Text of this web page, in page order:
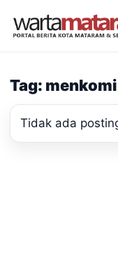
Tag:
Tidak ada